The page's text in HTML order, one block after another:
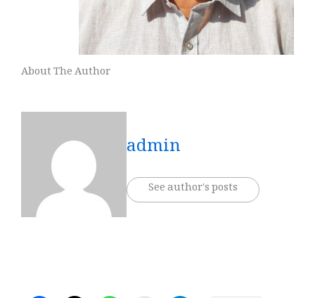
About The Author
admin
See author's posts